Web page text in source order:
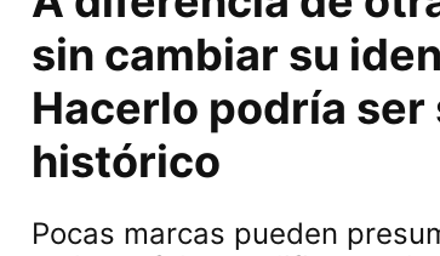
sin cambiar su
Hacerlo podría ser
histórico
Pocas marcas pueden